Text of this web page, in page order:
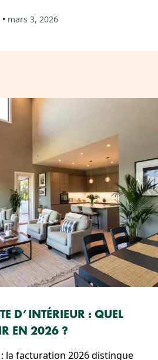
• mars 3, 2026
D’INTÉRIEUR : QUEL
EN 2026 ?
: la facturation 2026 distingue